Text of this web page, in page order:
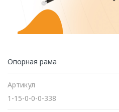
Опорная рама
Артикул
1-15-0-0-0-338